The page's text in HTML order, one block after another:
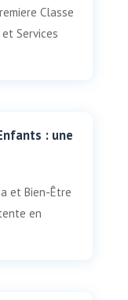
Classe
Services
: une
et Bien-Être
en